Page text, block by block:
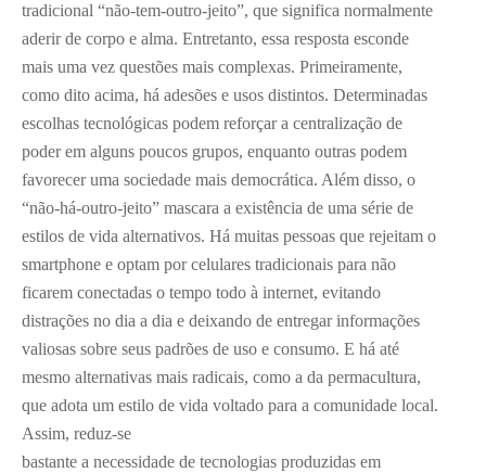
tradicional “não-tem-outro-jeito”, que significa normalmente
aderir de corpo e alma. Entretanto, essa resposta esconde
mais uma vez questões mais complexas. Primeiramente,
como dito acima, há adesões e usos distintos. Determinadas
escolhas tecnológicas podem reforçar a centralização de
poder em alguns poucos grupos, enquanto outras podem
favorecer uma sociedade mais democrática. Além disso, o
“não-há-outro-jeito” mascara a existência de uma série de
estilos de vida alternativos. Há muitas pessoas que rejeitam o
smartphone e optam por celulares tradicionais para não
ficarem conectadas o tempo todo à internet, evitando
distrações no dia a dia e deixando de entregar informações
valiosas sobre seus padrões de uso e consumo. E há até
mesmo alternativas mais radicais, como a da permacultura,
que adota um estilo de vida voltado para a comunidade local.
Assim, reduz-se
bastante a necessidade de tecnologias produzidas em